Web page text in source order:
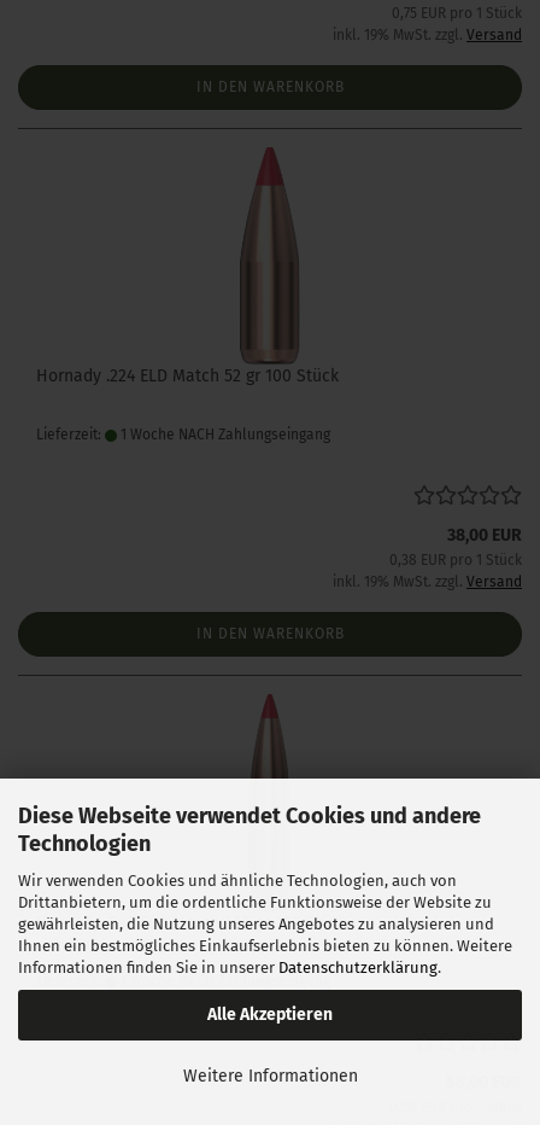
Diese Webseite verwendet Cookies und andere
Technologien
Wir verwenden Cookies und ähnliche Technologien, auch von
Drittanbietern, um die ordentliche Funktionsweise der Website zu
gewährleisten, die Nutzung unseres Angebotes zu analysieren und
Ihnen ein bestmögliches Einkaufserlebnis bieten zu können. Weitere
Informationen finden Sie in unserer Datenschutzerklärung.
Alle Akzeptieren
Weitere Informationen
0,75 EUR pro 1 Stück
inkl. 19% MwSt. zzgl. Versand
IN DEN WARENKORB
Hornady .224 ELD Match 52 gr 100 Stück
Lieferzeit: 1 Woche NACH Zahlungseingang
38,00 EUR
0,38 EUR pro 1 Stück
inkl. 19% MwSt. zzgl. Versand
IN DEN WARENKORB
Hornady .243 ELD Match 108 gr 100 Stück